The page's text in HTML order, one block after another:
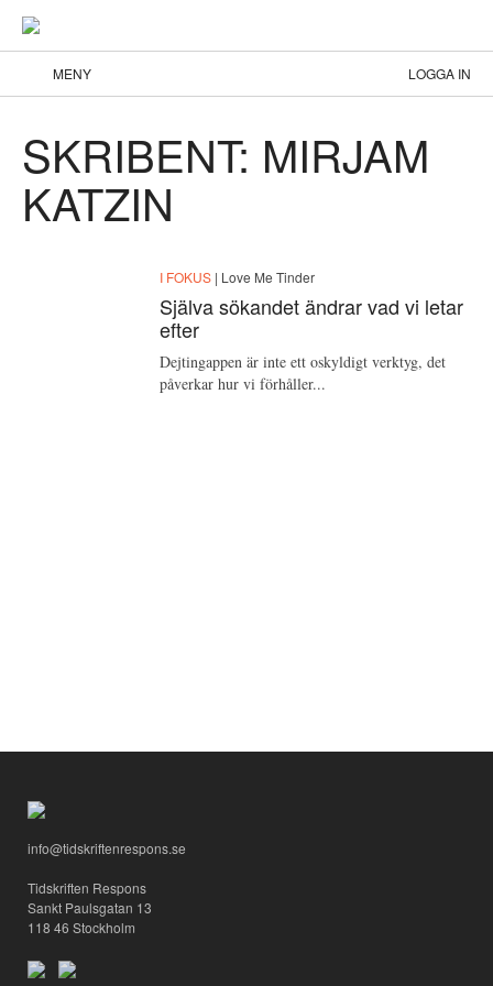
MENY LOGGA IN
SKRIBENT: MIRJAM
KATZIN
I FOKUS | Love Me Tinder
Själva sökandet ändrar vad vi letar
efter
Dejtingappen är inte ett oskyldigt verktyg, det
påverkar hur vi förhåller...
info@tidskriftenrespons.se
Tidskriften Respons
Sankt Paulsgatan 13
118 46 Stockholm